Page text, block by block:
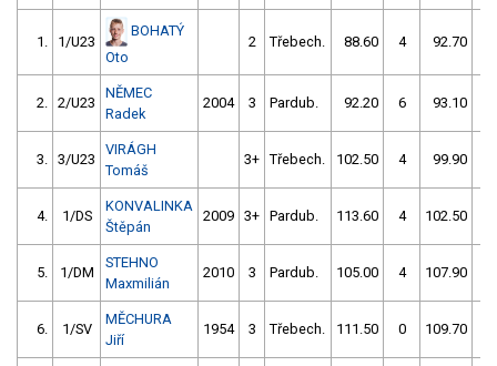
1. 1/U23
BOHATÝ
Oto
2 Třebech. 88.60 4 92.70
2. 2/U23
NĚMEC
Radek
2004 3 Pardub. 92.20 6 93.10
3. 3/U23
VIRÁGH
Tomáš
3+ Třebech. 102.50 4 99.90
4. 1/DS
KONVALINKA
Štěpán
2009 3+ Pardub. 113.60 4 102.50
5. 1/DM
STEHNO
Maxmilián
2010 3 Pardub. 105.00 4 107.90
6. 1/SV
MĚCHURA
Jiří
1954 3 Třebech. 111.50 0 109.70